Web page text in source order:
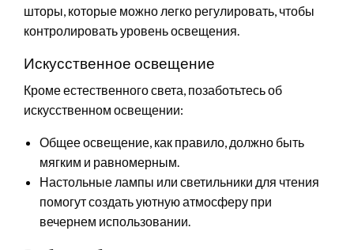
шторы, которые можно легко регулировать, чтобы
контролировать уровень освещения.
Искусственное освещение
Кроме естественного света, позаботьтесь об
искусственном освещении:
Общее освещение, как правило, должно быть
мягким и равномерным.
Настольные лампы или светильники для чтения
помогут создать уютную атмосферу при
вечернем использовании.